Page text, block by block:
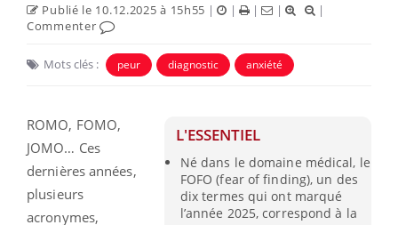
Publié le 10.12.2025 à 15h55 | | | |
|
Commenter
Mots clés : peur diagnostic anxiété
L'ESSENTIEL
Né dans le domaine médical, le
FOFO (fear of finding), un des
dix termes qui ont marqué
l’année 2025, correspond à la
ROMO, FOMO,
JOMO… Ces
dernières années,
plusieurs
acronymes,